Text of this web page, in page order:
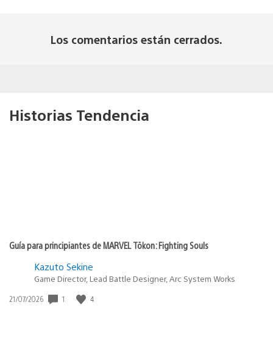
Los comentarios están cerrados.
Historias Tendencia
Guía para principiantes de MARVEL Tōkon: Fighting Souls
Kazuto Sekine
Game Director, Lead Battle Designer, Arc System Works
Fecha
21/07/2026 1 4